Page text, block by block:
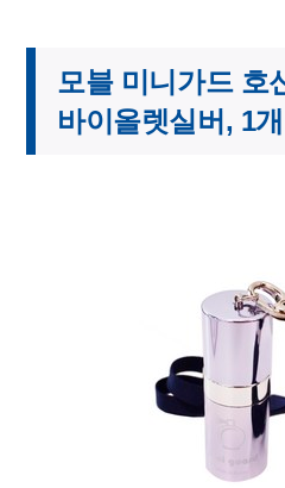
모블 미니가드 호
바이올렛실버, 1개